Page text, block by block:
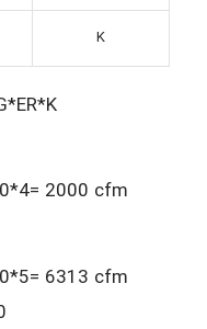
K
2000 cfm
6313 cfm